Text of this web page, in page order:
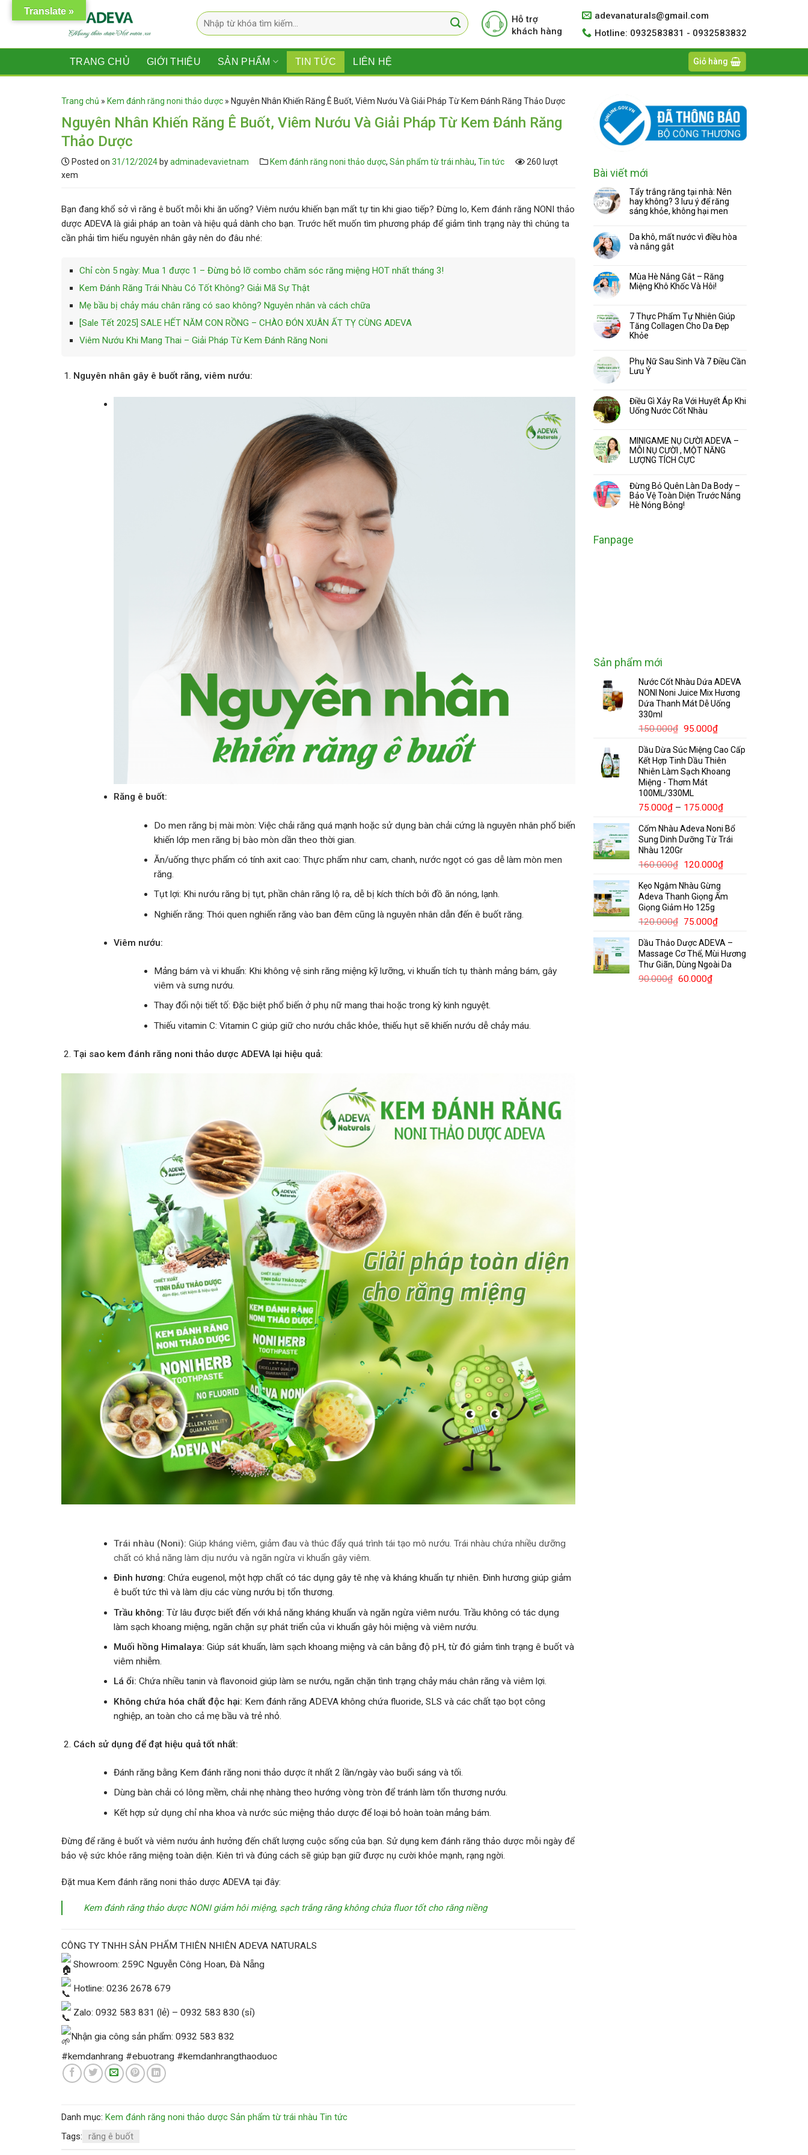
Tìm
kiếm:
Hỗ trợ
khách hàng
adevanaturals@gmail.com
Hotline: 0932583831 - 0932583832
TRANG CHỦ GIỚI THIỆU SẢN PHẨM TIN TỨC LIÊN HỆ Giỏ hàng
Trang chủ » Kem đánh răng noni thảo dược » Nguyên Nhân Khiến Răng Ê Buốt, Viêm Nướu Và Giải Pháp Từ Kem Đánh Răng Thảo Dược
Nguyên Nhân Khiến Răng Ê Buốt, Viêm Nướu Và Giải Pháp Từ Kem Đánh Răng
Thảo Dược
Posted on 31/12/2024 byadminadevavietnam Kem đánh răng noni thảo dược, Sản phẩm từ trái nhàu, Tin tức
260 lượt
xem
Bạn đang khổ sở vì răng ê buốt mỗi khi ăn uống? Viêm nướu khiến bạn mất tự tin khi giao tiếp? Đừng lo, Kem đánh răng NONI thảo
dược ADEVA là giải pháp an toàn và hiệu quả dành cho bạn. Trước hết muốn tìm phương pháp để giảm tình trạng này thì chúng ta
cần phải tìm hiểu nguyên nhân gây nên do đâu nhé:
Chỉ còn 5 ngày: Mua 1 được 1 – Đừng bỏ lỡ combo chăm sóc răng miệng HOT nhất tháng 3!
Kem Đánh Răng Trái Nhàu Có Tốt Không? Giải Mã Sự Thật
Mẹ bầu bị chảy máu chân răng có sao không? Nguyên nhân và cách chữa
[Sale Tết 2025] SALE HẾT NĂM CON RỒNG – CHÀO ĐÓN XUÂN ẤT TỴ CÙNG ADEVA
Viêm Nướu Khi Mang Thai – Giải Pháp Từ Kem Đánh Răng Noni
Nguyên nhân gây ê buốt răng, viêm nướu:
Răng ê buốt:
Do men răng bị mài mòn: Việc chải răng quá mạnh hoặc sử dụng bàn chải cứng là nguyên nhân phổ biến
khiến lớp men răng bị bào mòn dần theo thời gian.
Ăn/uống thực phẩm có tính axit cao: Thực phẩm như cam, chanh, nước ngọt có gas dễ làm mòn men
răng.
Tụt lợi: Khi nướu răng bị tụt, phần chân răng lộ ra, dễ bị kích thích bởi đồ ăn nóng, lạnh.
Nghiến răng: Thói quen nghiến răng vào ban đêm cũng là nguyên nhân dẫn đến ê buốt răng.
Viêm nướu:
Mảng bám và vi khuẩn: Khi không vệ sinh răng miệng kỹ lưỡng, vi khuẩn tích tụ thành mảng bám, gây
viêm và sưng nướu.
Thay đổi nội tiết tố: Đặc biệt phổ biến ở phụ nữ mang thai hoặc trong kỳ kinh nguyệt.
Thiếu vitamin C: Vitamin C giúp giữ cho nướu chắc khỏe, thiếu hụt sẽ khiến nướu dễ chảy máu.
Tại sao kem đánh răng noni thảo dược ADEVA lại hiệu quả:
Trái nhàu (Noni): Giúp kháng viêm, giảm đau và thúc đẩy quá trình tái tạo mô nướu. Trái nhàu chứa nhiều dưỡng
chất có khả năng làm dịu nướu và ngăn ngừa vi khuẩn gây viêm.
Đinh hương: Chứa eugenol, một hợp chất có tác dụng gây tê nhẹ và kháng khuẩn tự nhiên. Đinh hương giúp giảm
ê buốt tức thì và làm dịu các vùng nướu bị tổn thương.
Trầu không: Từ lâu được biết đến với khả năng kháng khuẩn và ngăn ngừa viêm nướu. Trầu không có tác dụng
làm sạch khoang miệng, ngăn chặn sự phát triển của vi khuẩn gây hôi miệng và viêm nướu.
Muối hồng Himalaya: Giúp sát khuẩn, làm sạch khoang miệng và cân bằng độ pH, từ đó giảm tình trạng ê buốt và
viêm nhiễm.
Lá ổi: Chứa nhiều tanin và flavonoid giúp làm se nướu, ngăn chặn tình trạng chảy máu chân răng và viêm lợi.
Không chứa hóa chất độc hại: Kem đánh răng ADEVA không chứa fluoride, SLS và các chất tạo bọt công
nghiệp, an toàn cho cả mẹ bầu và trẻ nhỏ.
Cách sử dụng để đạt hiệu quả tốt nhất:
Đánh răng bằng Kem đánh răng noni thảo dược ít nhất 2 lần/ngày vào buổi sáng và tối.
Dùng bàn chải có lông mềm, chải nhẹ nhàng theo hướng vòng tròn để tránh làm tổn thương nướu.
Kết hợp sử dụng chỉ nha khoa và nước súc miệng thảo dược để loại bỏ hoàn toàn mảng bám.
Đừng để răng ê buốt và viêm nướu ảnh hưởng đến chất lượng cuộc sống của bạn. Sử dụng kem đánh răng thảo dược mỗi ngày để
bảo vệ sức khỏe răng miệng toàn diện. Kiên trì và đúng cách sẽ giúp bạn giữ được nụ cười khỏe mạnh, rạng ngời.
Đặt mua Kem đánh răng noni thảo dược ADEVA tại đây:
Kem đánh răng thảo dược NONI giảm hôi miệng, sạch trắng răng không chứa fluor tốt cho răng niềng
CÔNG TY TNHH SẢN PHẨM THIÊN NHIÊN ADEVA NATURALS
Showroom: 259C Nguyễn Công Hoan, Đà Nẵng
Hotline: 0236 2678 679
Zalo: 0932 583 831 (lẻ) – 0932 583 830 (sỉ)
Nhận gia công sản phẩm: 0932 583 832
#kemdanhrang #ebuotrang #kemdanhrangthaoduoc
Danh mục: Kem đánh răng noni thảo dược Sản phẩm từ trái nhàu Tin tức
Tags:
răng ê buốt
Bài viết mới
Tẩy trắng răng tại nhà: Nên
hay không? 3 lưu ý để răng
sáng khỏe, không hại men
Da khô, mất nước vì điều hòa
và nắng gắt
Mùa Hè Nắng Gắt – Răng
Miệng Khô Khốc Và Hôi!
7 Thực Phẩm Tự Nhiên Giúp
Tăng Collagen Cho Da Đẹp
Khỏe
Phụ Nữ Sau Sinh Và 7 Điều Cần
Lưu Ý
Điều Gì Xảy Ra Với Huyết Áp Khi
Uống Nước Cốt Nhàu
MINIGAME NỤ CƯỜI ADEVA –
MỖI NỤ CƯỜI , MỘT NĂNG
LƯỢNG TÍCH CỰC
Đừng Bỏ Quên Làn Da Body –
Bảo Vệ Toàn Diện Trước Nắng
Hè Nóng Bỏng!
Fanpage
Sản phẩm mới
Nước Cốt Nhàu Dứa ADEVA
NONI Noni Juice Mix Hương
Dứa Thanh Mát Dễ Uống
330ml
150.000₫ Giá
là:
150.000₫.
95.000₫Giá
tại
là:
95.000₫.
Dầu Dừa Súc Miệng Cao Cấp
Kết Hợp Tinh Dầu Thiên
Nhiên Làm Sạch Khoang
Miệng - Thơm Mát
100ML/330ML
75.000₫ – 175.000₫Khoảng
từ
75.000₫
175.000₫
Cốm Nhàu Adeva Noni Bổ
Sung Dinh Dưỡng Từ Trái
Nhàu 120Gr
160.000₫ Giá
là:
160.000₫.
120.000₫Giá
là:
Kẹo Ngậm Nhàu Gừng
Adeva Thanh Giọng Ấm
Giọng Giảm Ho 125g
120.000₫ Giá
là:
120.000₫.
75.000₫Giá
tại
là:
75.000₫.
Dầu Thảo Dược ADEVA –
Massage Cơ Thể, Mùi Hương
Thư Giãn, Dùng Ngoài Da
90.000₫ Giá
60.000₫Giá
Translate »